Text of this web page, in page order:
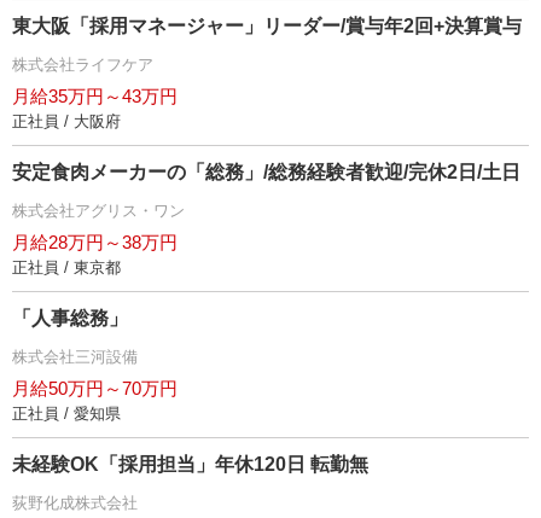
東大阪「採用マネージャー」リーダー/賞与年2回+決算賞与
株式会社ライフケア
月給35万円～43万円
正社員 / 大阪府
安定食肉メーカーの「総務」/総務経験者歓迎/完休2日/土日
株式会社アグリス・ワン
月給28万円～38万円
正社員 / 東京都
「人事総務」
株式会社三河設備
月給50万円～70万円
正社員 / 愛知県
未経験OK「採用担当」年休120日 転勤無
荻野化成株式会社